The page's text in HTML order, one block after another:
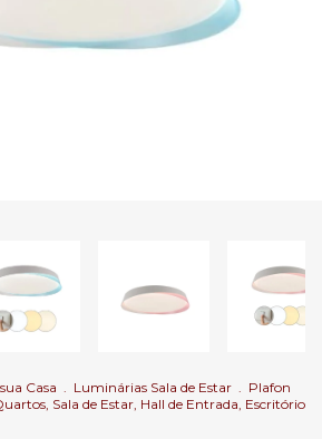
Casa . Luminárias Sala de Estar . Plafon
Sala de Estar, Hall de Entrada, Escritório